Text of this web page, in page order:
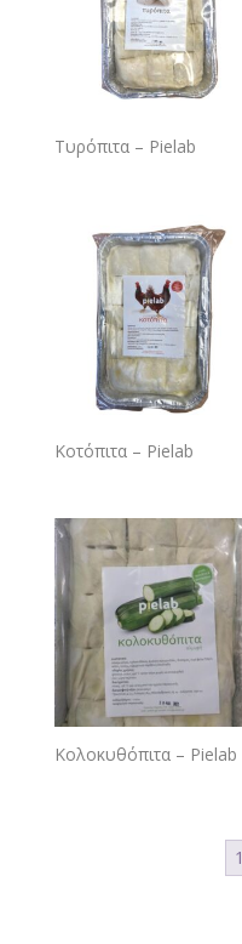
Τυρόπιτα – Pielab
Κοτόπιτα – Pielab
Κολοκυθόπιτα – Pielab
1